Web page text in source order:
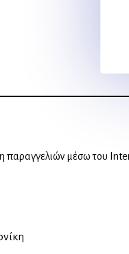
παραγγελιών μέσω του